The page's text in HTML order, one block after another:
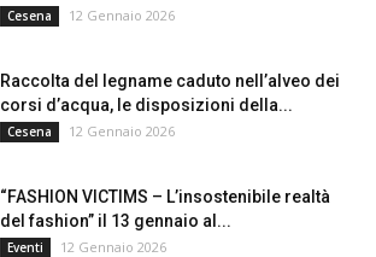
Cesena 12 Gennaio 2026
Raccolta del legname caduto nell’alveo dei
corsi d’acqua, le disposizioni della...
Cesena 12 Gennaio 2026
“FASHION VICTIMS – L’insostenibile realtà
del fashion” il 13 gennaio al...
Eventi 12 Gennaio 2026